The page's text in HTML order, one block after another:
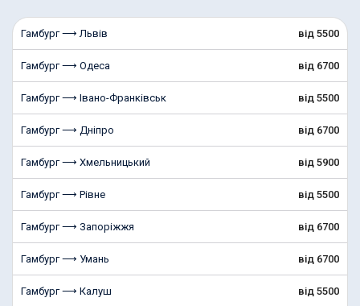
Гамбург ⟶ Львів від 5500
Гамбург ⟶ Одеса від 6700
Гамбург ⟶ Івано-Франківськ від 5500
Гамбург ⟶ Дніпро від 6700
Гамбург ⟶ Хмельницький від 5900
Гамбург ⟶ Рівне від 5500
Гамбург ⟶ Запоріжжя від 6700
Гамбург ⟶ Умань від 6700
Гамбург ⟶ Калуш від 5500